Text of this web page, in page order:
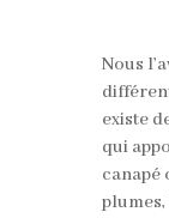
Nous
existe
qui
canapé